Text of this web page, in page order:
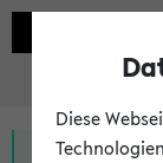
Zur
Diese